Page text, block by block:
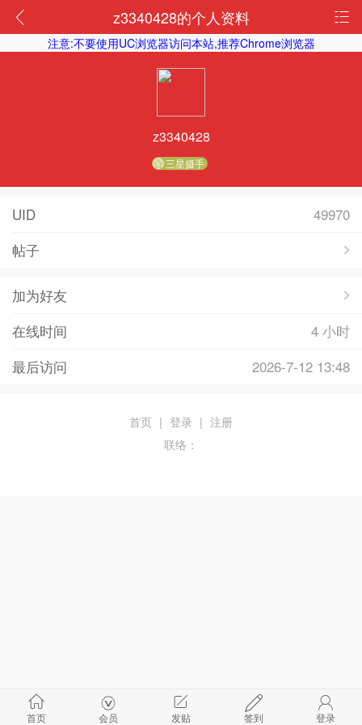
z3340428的个人资料
注意:不要使用UC浏览器访问本站,推荐Chrome浏览器
z3340428
三星摄手
UID
49970
帖子
加为好友
在线时间
4 小时
最后访问
2026-7-12 13:48
首页 会员 发贴 签到 登录
首页 | 登录 | 注册
联络：